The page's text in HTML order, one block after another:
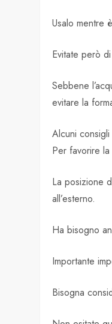
Usalo mentre
Evitate però
Sebbene
evitare la
Alcuni
Per favorire
La posizione
all’esterno.
Ha bisogno
Importante
Bisogna